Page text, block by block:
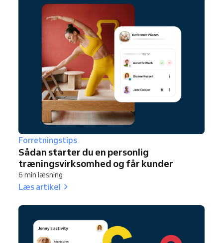
Forretningstips
Sådan starter du en personlig
træningsvirksomhed og får kunder
6 min læsning
Læs artikel